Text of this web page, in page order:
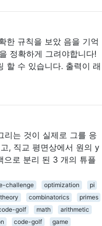
한 규칙을 보았 음을 기억
정확하게 그려야합니다!
할 수 있습니다. 출력이 래
리는 것이 실제로 그를 응
, 직교 평면상에서 원의 y
으로 분리 된 3 개의 튜플
challenge optimization
pi
combinatorics
primes
golf math
arithmetic
code-golf
game